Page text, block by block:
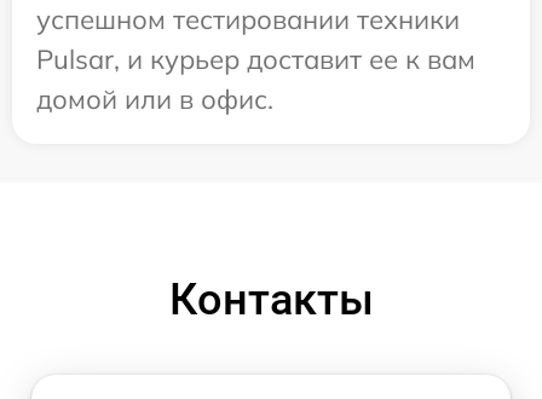
успешном тестировании техники
Pulsar, и курьер доставит ее к вам
домой или в офис.
Контакты